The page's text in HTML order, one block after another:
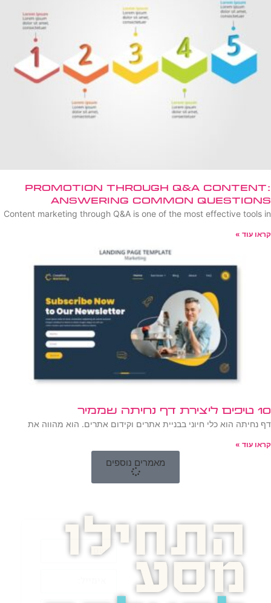
Promotion Through Q&A Content:
Answering Common Questions
Content marketing through Q&A is one of the most effective tools in
קראו עוד »
10 טיפים ליצירת דף נחיתה שממיר
דף נחיתה הוא כלי חיוני בבניית אתרים וקידום אתרים. הוא מהווה את
קראו עוד »
מאמרים נוספים
התחילו
מסע